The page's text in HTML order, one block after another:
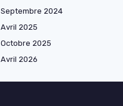
Septembre 2024
Avril 2025
Octobre 2025
Avril 2026